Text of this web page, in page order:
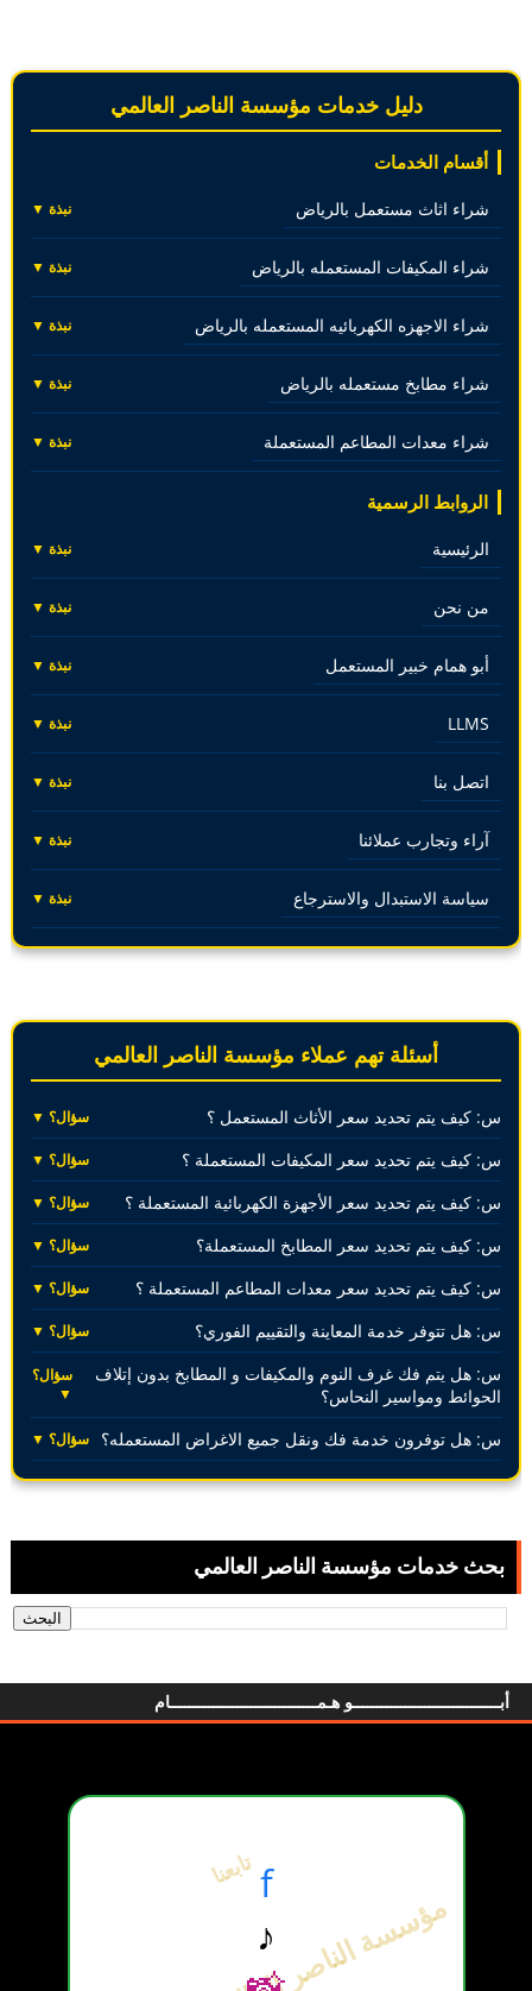
دليل خدمات مؤسسة الناصر العالمي
أقسام الخدمات
شراء اثاث مستعمل بالرياض نبذة ▼
شراء المكيفات المستعمله بالرياض نبذة ▼
شراء الاجهزه الكهربائيه المستعمله بالرياض نبذة ▼
شراء مطابخ مستعمله بالرياض نبذة ▼
شراء معدات المطاعم المستعملة نبذة ▼
الروابط الرسمية
الرئيسية نبذة ▼
من نحن نبذة ▼
أبو همام خبير المستعمل نبذة ▼
LLMS نبذة ▼
اتصل بنا نبذة ▼
آراء وتجارب عملائنا نبذة ▼
سياسة الاستبدال والاسترجاع نبذة ▼
أسئلة تهم عملاء مؤسسة الناصر العالمي
س: كيف يتم تحديد سعر الأثاث المستعمل ؟ سؤال؟ ▼
س: كيف يتم تحديد سعر المكيفات المستعملة ؟ سؤال؟ ▼
س: كيف يتم تحديد سعر الأجهزة الكهربائية المستعملة ؟ سؤال؟ ▼
س: كيف يتم تحديد سعر المطابخ المستعملة؟ سؤال؟ ▼
س: كيف يتم تحديد سعر معدات المطاعم المستعملة ؟ سؤال؟ ▼
س: هل تتوفر خدمة المعاينة والتقييم الفوري؟ سؤال؟ ▼
س: هل يتم فك غرف النوم والمكيفات و المطابخ بدون إتلاف
الحوائط ومواسير النحاس؟
سؤال؟
▼
س: هل توفرون خدمة فك ونقل جميع الاغراض المستعمله؟ سؤال؟ ▼
بحث خدمات مؤسسة الناصر العالمي
أبـــــــــــــــــــــــــــــــو هـمـــــــــــــــــــــــــــــــام
تابعنا f
♪